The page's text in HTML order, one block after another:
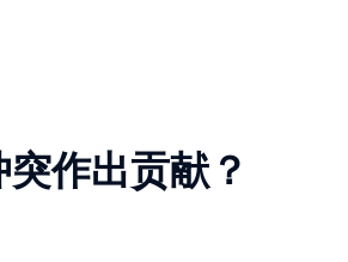
作出贡献？